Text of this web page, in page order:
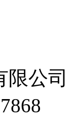
限公司